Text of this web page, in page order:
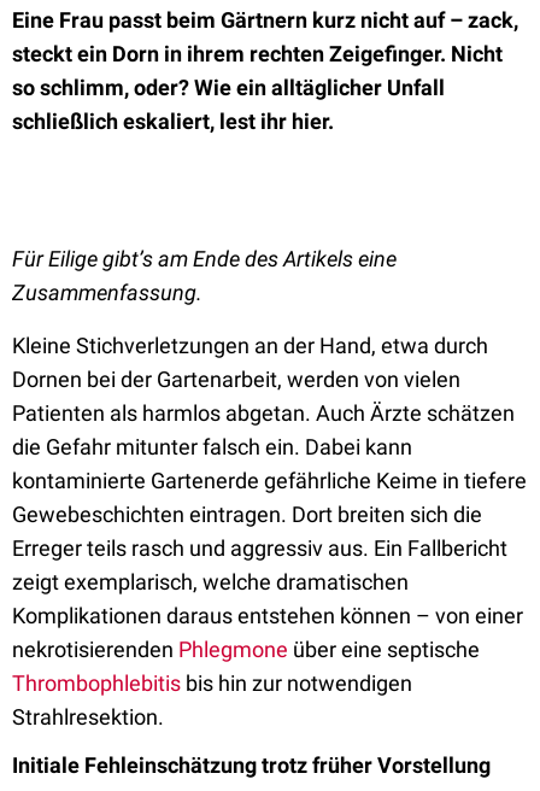
Eine Frau passt beim Gärtnern kurz nicht auf – zack,
steckt ein Dorn in ihrem rechten Zeigefinger. Nicht
so schlimm, oder? Wie ein alltäglicher Unfall
schließlich eskaliert, lest ihr hier.
Für Eilige gibt’s am Ende des Artikels eine
Zusammenfassung.
Kleine Stichverletzungen an der Hand, etwa durch
Dornen bei der Gartenarbeit, werden von vielen
Patienten als harmlos abgetan. Auch Ärzte schätzen
die Gefahr mitunter falsch ein. Dabei kann
kontaminierte Gartenerde gefährliche Keime in tiefere
Gewebeschichten eintragen. Dort breiten sich die
Erreger teils rasch und aggressiv aus. Ein Fallbericht
zeigt exemplarisch, welche dramatischen
Komplikationen daraus entstehen können – von einer
nekrotisierenden Phlegmone über eine septische
Thrombophlebitis bis hin zur notwendigen
Strahlresektion.
Initiale Fehleinschätzung trotz früher Vorstellung